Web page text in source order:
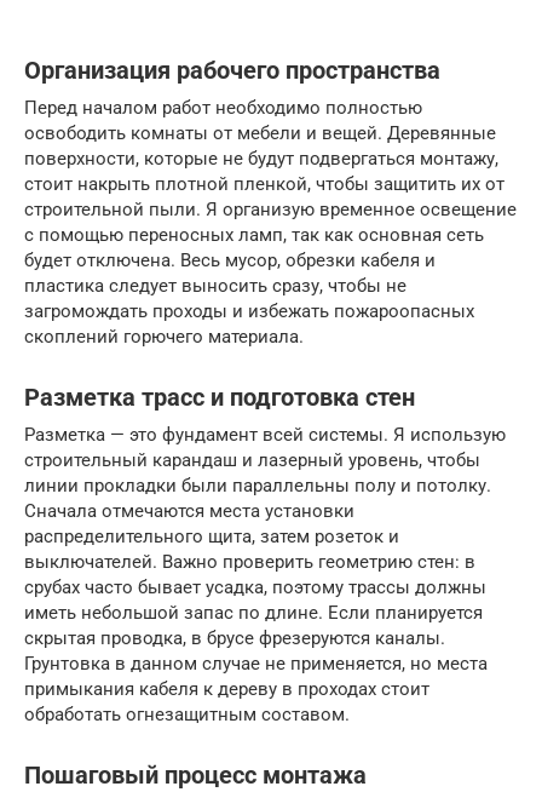
Организация рабочего пространства
Перед началом работ необходимо полностью
освободить комнаты от мебели и вещей. Деревянные
поверхности, которые не будут подвергаться монтажу,
стоит накрыть плотной пленкой, чтобы защитить их от
строительной пыли. Я организую временное освещение
с помощью переносных ламп, так как основная сеть
будет отключена. Весь мусор, обрезки кабеля и
пластика следует выносить сразу, чтобы не
загромождать проходы и избежать пожароопасных
скоплений горючего материала.
Разметка трасс и подготовка стен
Разметка — это фундамент всей системы. Я использую
строительный карандаш и лазерный уровень, чтобы
линии прокладки были параллельны полу и потолку.
Сначала отмечаются места установки
распределительного щита, затем розеток и
выключателей. Важно проверить геометрию стен: в
срубах часто бывает усадка, поэтому трассы должны
иметь небольшой запас по длине. Если планируется
скрытая проводка, в брусе фрезеруются каналы.
Грунтовка в данном случае не применяется, но места
примыкания кабеля к дереву в проходах стоит
обработать огнезащитным составом.
Пошаговый процесс монтажа